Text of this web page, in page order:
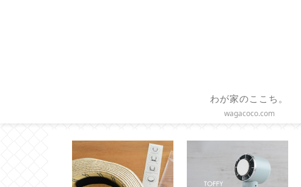
わが家のここち。
wagacoco.com